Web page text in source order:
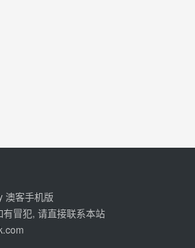
澳客手机版
冒犯, 请直接联系本站